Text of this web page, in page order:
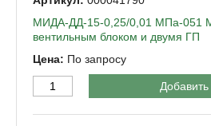
МИДА-ДД-15-0,25/0,01 МПа-051
вентильным блоком и двумя ГП
По запросу
Добавить